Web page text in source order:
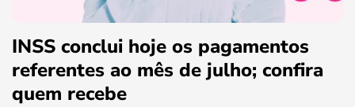
INSS conclui hoje os pagamentos
referentes ao mês de julho; confira
quem recebe